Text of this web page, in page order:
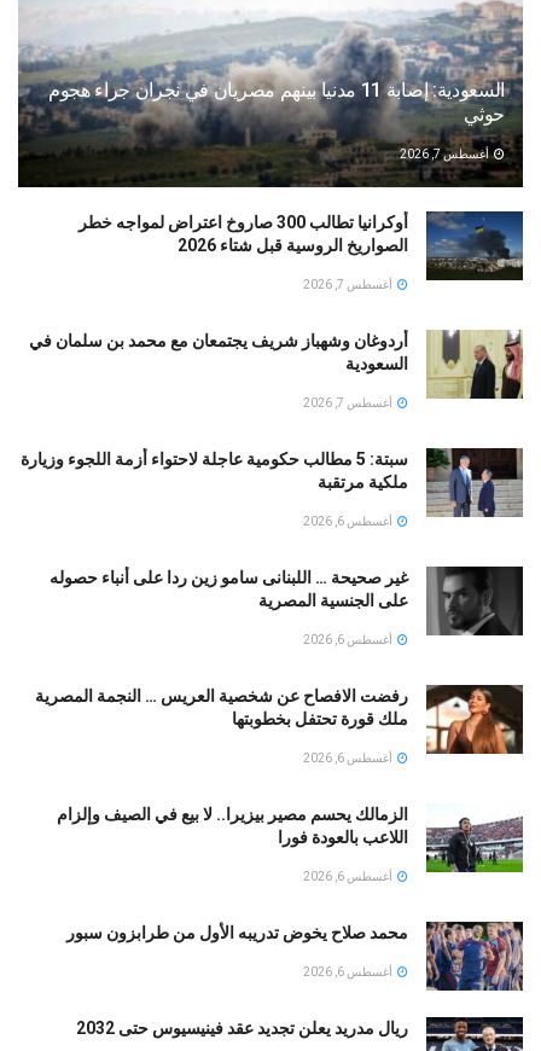
السعودية: إصابة 11 مدنيا بينهم مصريان في نجران جراء هجوم
حوثي
أغسطس 7, 2026
أوكرانيا تطالب 300 صاروخ اعتراض لمواجه خطر
الصواريخ الروسية قبل شتاء 2026
أغسطس 7, 2026
أردوغان وشهباز شريف يجتمعان مع محمد بن سلمان في
السعودية
أغسطس 7, 2026
سبتة: 5 مطالب حكومية عاجلة لاحتواء أزمة اللجوء وزيارة
ملكية مرتقبة
أغسطس 6, 2026
غير صحيحة … اللبنانى سامو زين ردا على أنباء حصوله
على الجنسية المصرية
أغسطس 6, 2026
رفضت الافصاح عن شخصية العريس … النجمة المصرية
ملك قورة تحتفل بخطوبتها
أغسطس 6, 2026
الزمالك يحسم مصير بيزيرا.. لا بيع في الصيف وإلزام
اللاعب بالعودة فورا
أغسطس 6, 2026
محمد صلاح يخوض تدريبه الأول من طرابزون سبور
أغسطس 6, 2026
ريال مدريد يعلن تجديد عقد فينيسيوس حتى 2032